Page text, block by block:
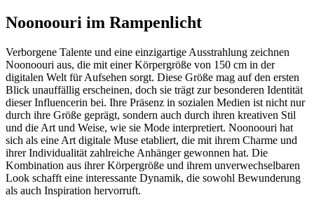
Noonoouri im Rampenlicht
Verborgene Talente und eine einzigartige Ausstrahlung zeichnen
Noonoouri aus, die mit einer Körpergröße von 150 cm in der
digitalen Welt für Aufsehen sorgt. Diese Größe mag auf den ersten
Blick unauffällig erscheinen, doch sie trägt zur besonderen Identität
dieser Influencerin bei. Ihre Präsenz in sozialen Medien ist nicht nur
durch ihre Größe geprägt, sondern auch durch ihren kreativen Stil
und die Art und Weise, wie sie Mode interpretiert. Noonoouri hat
sich als eine Art digitale Muse etabliert, die mit ihrem Charme und
ihrer Individualität zahlreiche Anhänger gewonnen hat. Die
Kombination aus ihrer Körpergröße und ihrem unverwechselbaren
Look schafft eine interessante Dynamik, die sowohl Bewunderung
als auch Inspiration hervorruft.